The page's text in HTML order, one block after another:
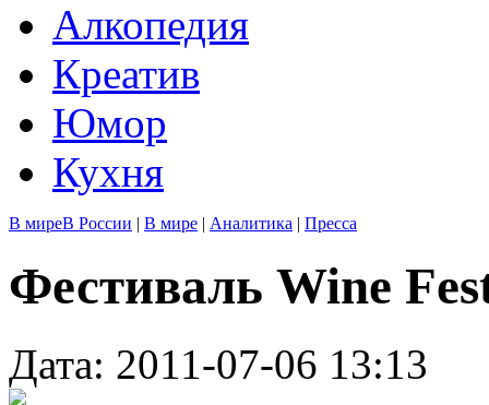
Алкопедия
Креатив
Юмор
Кухня
В миреВ России | В мире | Аналитика | Пресса
Фестиваль Wine
Дата: 2011-07-06 13:13